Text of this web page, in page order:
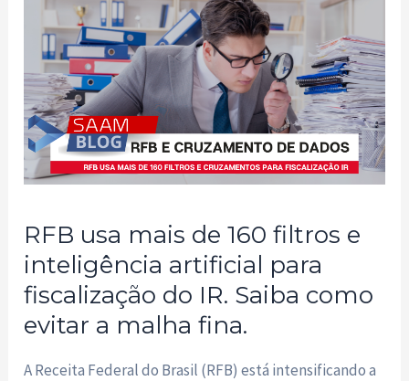
RFB usa mais de 160 filtros e
inteligência artificial para
fiscalização do IR. Saiba como
evitar a malha fina.
A Receita Federal do Brasil (RFB) está intensificando a